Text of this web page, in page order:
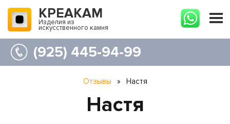
КРЕАКАМ
Изделия из
искусственного камня
(925) 445-94-99
Отзывы » Настя
Настя